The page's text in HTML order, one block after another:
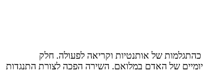
של אותנטיות וקריאה לפעולה. חלק
של האדם במלואם. השירה הפכה לצורת התנגדות